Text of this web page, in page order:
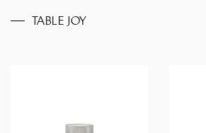
TABLE JOY